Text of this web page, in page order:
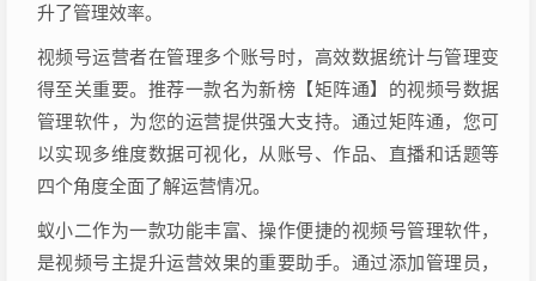
升了管理效率。
视频号运营者在管理多个账号时，高效数据统计与管理变
得至关重要。推荐一款名为新榜【矩阵通】的视频号数据
管理软件，为您的运营提供强大支持。通过矩阵通，您可
以实现多维度数据可视化，从账号、作品、直播和话题等
四个角度全面了解运营情况。
蚁小二作为一款功能丰富、操作便捷的视频号管理软件，
是视频号主提升运营效果的重要助手。通过添加管理员，